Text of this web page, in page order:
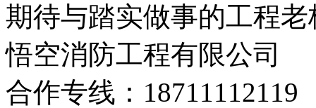
期待与踏实做事的工程
悟空消防工程有限公司
合作专线：18711112119